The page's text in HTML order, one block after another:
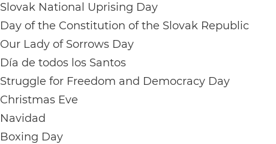
Slovak National Uprising Day
Day of the Constitution of the Slovak Republic
Our Lady of Sorrows Day
Día de todos los Santos
Struggle for Freedom and Democracy Day
Christmas Eve
Navidad
Boxing Day